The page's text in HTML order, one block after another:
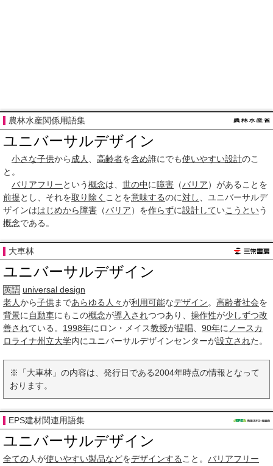
農林水産関係用語集
ユニバーサルデザイン
小さな子供から成人 高齢者を含め誰にでも使いやすい設計のこ
と。
バリアフリーという概念は、 世の中に障害 （バリア）があることを
前提とし、それを取り除く ことを意味するのに対し
、ユニバーサルデ
ザインははじめから障害 （バリア）を作らずに設計していこうという
概念である。
大車林
ユニバーサルデザイン
英語 universal design
老人から子供まであらゆる 人々が利用可能なデザイン。 高齢者社会を
背景に 自動車にもこの概念が導入されつつあり、 操作性が少しずつ改
善されている。 1998年にロン・メイス教授が提唱 90年に ノースカ
ロライナ州立大学内にユニバーサルデザインセンターが設立された。
※「大車林」の内容は、発行日である2004年時点の情報となって
おります。
EPS建材関連用語集
ユニバーサルデザイン
全ての人が使いやすい製品などをデザインする こと。 バリアフリー